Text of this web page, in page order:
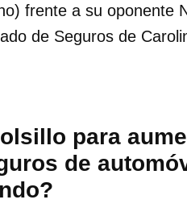
frente a su oponente
de Seguros de
para
de